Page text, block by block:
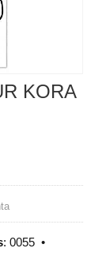
KORA
: 0055 •